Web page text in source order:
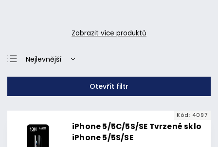
Zobrazit více produktů
Nejlevnější
Nejdražší
Otevřít filtr
iPhone 5/5C/5S/SE Tvrzené sklo
iPhone 5/5S/SE
Kód: 4097